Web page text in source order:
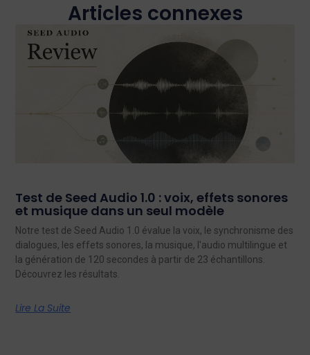
Articles connexes
Test de Seed Audio 1.0 : voix, effets sonores
et musique dans un seul modèle
Notre test de Seed Audio 1.0 évalue la voix, le synchronisme des
dialogues, les effets sonores, la musique, l'audio multilingue et
la génération de 120 secondes à partir de 23 échantillons.
Découvrez les résultats.
Lire La Suite